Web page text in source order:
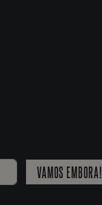
VAMOS EMBORA!